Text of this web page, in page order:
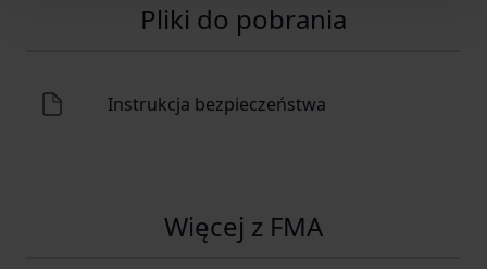
Pliki do pobrania
Instrukcja bezpieczeństwa
Więcej z FMA